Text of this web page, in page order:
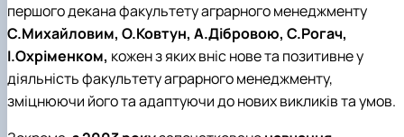
першого декана факультету аграрного менеджменту
С.Михайловим, О.Ковтун, А.Дібровою, С.Рогач,
І.Охріменком, кожен з яких вніс нове та позитивне у
діяльність факультету аграрного менеджменту,
зміцнюючи його та адаптуючи до нових викликів та умов.